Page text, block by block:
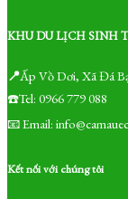
KHU DU LỊCH SINH
📍Ấp Vồ Dơi, Xã Đá
☎️Tel: 0966 779 088
📧 Email:
Kết nối với chúng tôi